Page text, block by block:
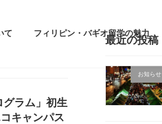
て フィリピン・バギオ留学の魅力
ラム」初生
キャンパス
最近の投稿
お知らせ